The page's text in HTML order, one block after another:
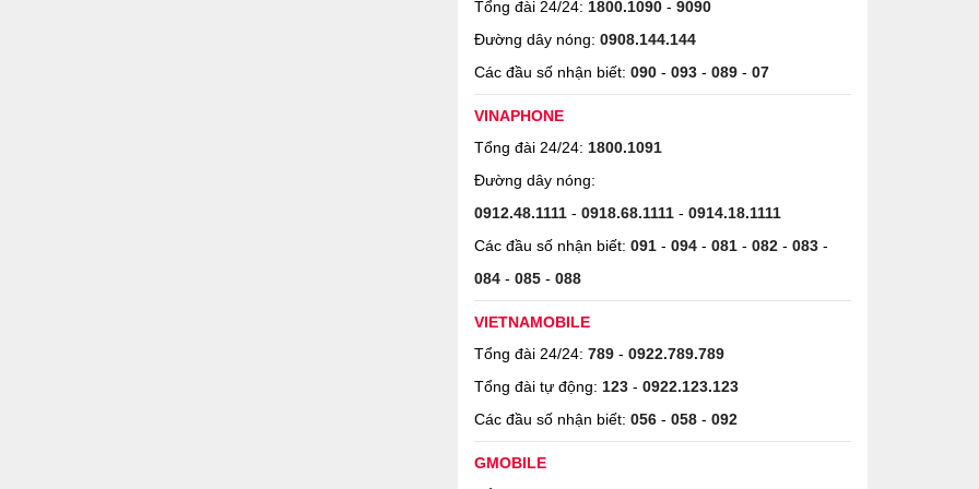
Tổng đài 24/24: 1800.1090 - 9090
Đường dây nóng: 0908.144.144
Các đầu số nhận biết: 090 - 093 - 089 - 07
VINAPHONE
Tổng đài 24/24: 1800.1091
Đường dây nóng:
0912.48.1111 - 0918.68.1111 - 0914.18.1111
Các đầu số nhận biết: 091 - 094 - 081 - 082 - 083 -
084 - 085 - 088
VIETNAMOBILE
Tổng đài 24/24: 789 - 0922.789.789
Tổng đài tự động: 123 - 0922.123.123
Các đầu số nhận biết: 056 - 058 - 092
GMOBILE